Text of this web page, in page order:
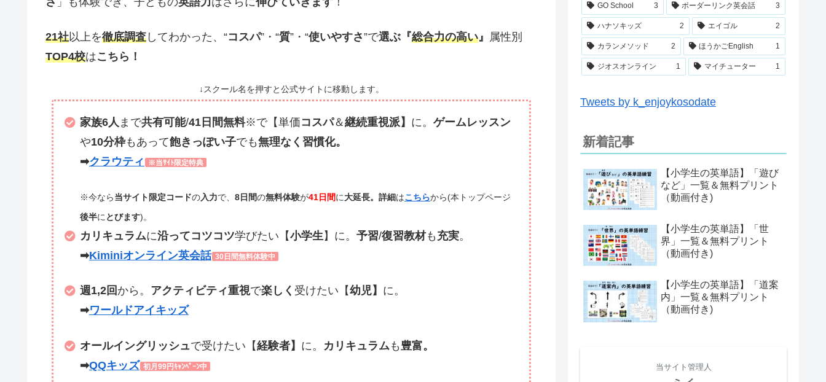
21社以上を徹底調査 してわかった、“コスパ”・“質”・“使いやすさ”で選ぶ『総合力の高い 』
属性別
TOP4校はこちら！
↓スクール名を押すと公式サイトに移動します。
家族6人 まで共有可能/41日間無料※で【単価コスパ＆継続重視派】 に。 ゲームレッスン
や10分枠もあって飽きっぽい子でも無理なく習慣化。
➡クラウティ ※当ｻｲﾄ限定特典
※今なら当サイト限定コードの入力で、 8日間の無料体験が41日間に大延長。 詳細はこちらから(本トップページ
後半にとびます)。
カリキュラムに沿ってコツコツ学びたい【小学生】に。 予習/復習教材も 充実。
➡Kiminiオンライン英会話 30日間無料体験中
週1,2回 から。 アクティビティ重視で楽しく 受けたい【幼児】 に。
➡ワールドアイキッズ
オールイングリッシュで受けたい【経験者】 に。 カリキュラム も 豊富。
➡QQキッズ 初月99円ｷｬﾝﾍﾟｰﾝ中
GO School 3 ボーダーリンク英会話 3
ハナソキッズ 2 エイゴル 2
カランメソッド 2 ほうかごEnglish 1
ジオスオンライン 1 マイチューター 1
Tweets by k_enjoykosodate
新着記事
【小学生の英単語】「遊び
など」一覧＆無料プリント
（動画付き)
【小学生の英単語】「世
界」一覧＆無料プリント
（動画付き)
【小学生の英単語】「道案
内」一覧＆無料プリント
（動画付き)
当サイト管理人